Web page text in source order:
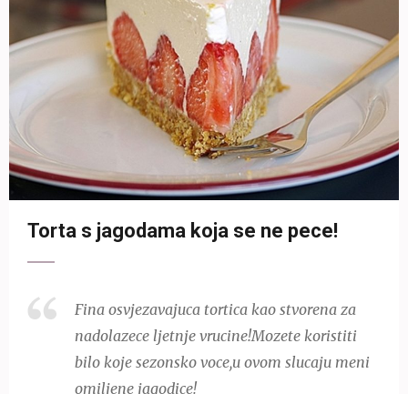
Torta s jagodama koja se ne pece!
Fina osvjezavajuca tortica kao stvorena za
nadolazece ljetnje vrucine!Mozete koristiti
bilo koje sezonsko voce,u ovom slucaju meni
omiljene jagodice!